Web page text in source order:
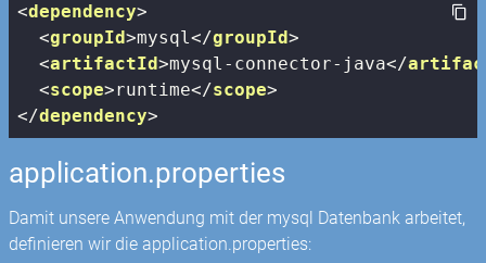
<dependency>
<groupId>mysql</groupId>
<artifactId>mysql-connector-java</
<scope>runtime</scope>
</dependency>
application.properties
Damit unsere Anwendung mit der mysql Datenbank arbeitet,
definieren wir die application.properties: